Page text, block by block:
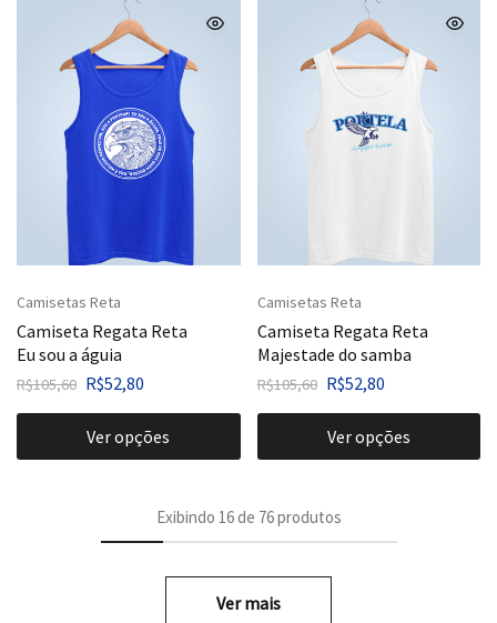
Camisetas Reta
Camiseta Regata Reta
Eu sou a águia
R$105,60 R$52,80
Ver opções
Camisetas Reta
Camiseta Regata Reta
Majestade do samba
R$105,60 R$52,80
Ver opções
Exibindo 16de 76produtos
Ver mais